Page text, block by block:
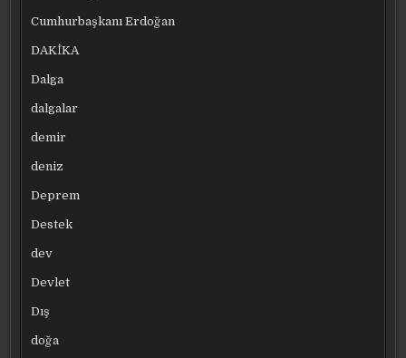
Cumhurbaşkanı Erdoğan
DAKİKA
Dalga
dalgalar
demir
deniz
Deprem
Destek
dev
Devlet
Dış
doğa